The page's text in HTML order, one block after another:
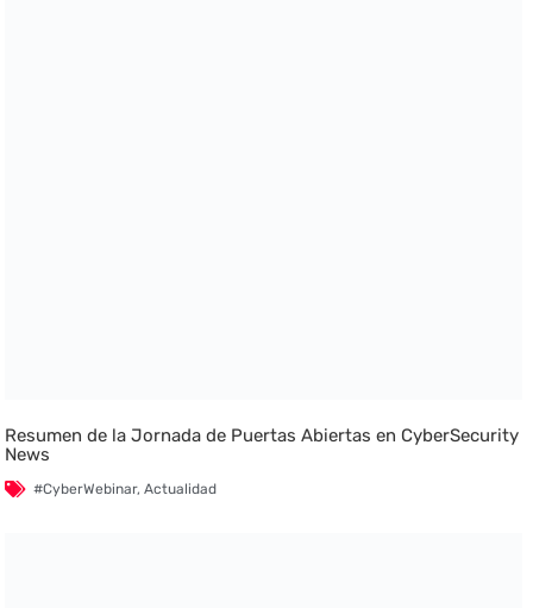
Resumen de la Jornada de Puertas Abiertas en CyberSecurity
News
#CyberWebinar,Actualidad